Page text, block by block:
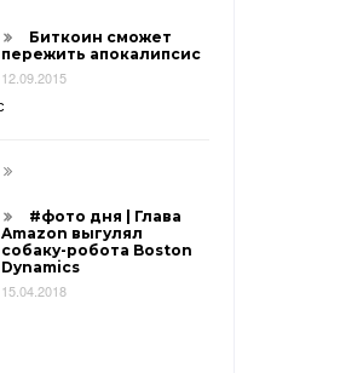
Биткоин сможет
пережить апокалипсис
12.09.2015
#фото дня | Глава
Amazon выгулял
собаку-робота Boston
Dynamics
15.04.2018